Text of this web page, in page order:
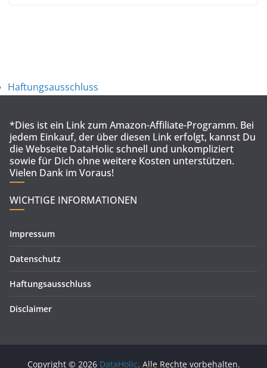
Haftungsausschluss
*Dies ist ein Link zum Amazon-Affiliate-Programm. Bei
jedem Einkauf, der über diesen Link erfolgt, kannst Du
die Webseite DataHolic schnell und unkompliziert
sowie für Dich ohne weitere Kosten unterstützen.
Vielen Dank im Voraus!
WICHTIGE INFORMATIONEN
Impressum
Datenschutz
Haftungsausschluss
Disclaimer
Copyright © 2026 DataHolic. Alle Rechte vorbehalten.